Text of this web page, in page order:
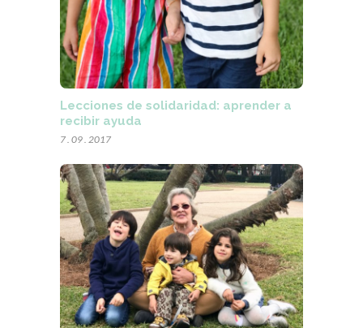
Lecciones de solidaridad: aprender a
recibir ayuda
7 . 09 . 2017